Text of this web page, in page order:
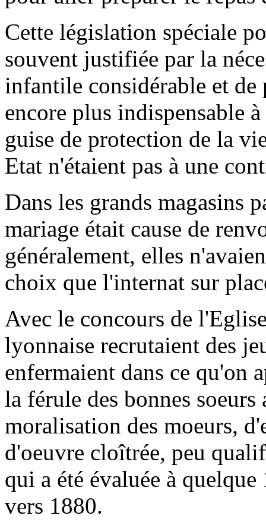
Cette législation spéciale
souvent justifiée par la
infantile considérable et
encore plus indispensable
guise de protection de la
Etat n'étaient pas à une
Dans les grands magasins
mariage était cause de
généralement, elles
choix que l'internat sur
Avec le concours de
lyonnaise recrutaient des
enfermaient dans ce qu'on
la férule des bonnes
moralisation des moeurs,
d'oeuvre cloîtrée, peu
qui a été évaluée à
vers 1880.